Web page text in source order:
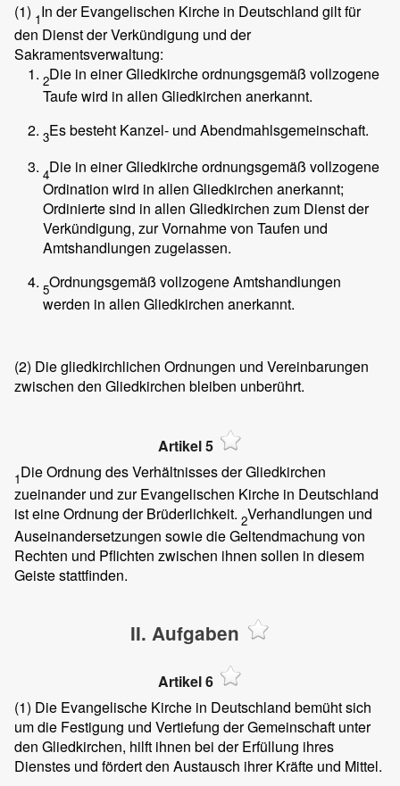
(1) 1In der Evangelischen Kirche in Deutschland gilt für
den Dienst der Verkündigung und der
Sakramentsverwaltung:
2Die in einer Gliedkirche ordnungsgemäß vollzogene
Taufe wird in allen Gliedkirchen anerkannt.
3Es besteht Kanzel- und Abendmahlsgemeinschaft.
4Die in einer Gliedkirche ordnungsgemäß vollzogene
Ordination wird in allen Gliedkirchen anerkannt;
Ordinierte sind in allen Gliedkirchen zum Dienst der
Verkündigung, zur Vornahme von Taufen und
Amtshandlungen zugelassen.
5Ordnungsgemäß vollzogene Amtshandlungen
werden in allen Gliedkirchen anerkannt.
(2) Die gliedkirchlichen Ordnungen und Vereinbarungen
zwischen den Gliedkirchen bleiben unberührt.
Artikel 5
1Die Ordnung des Verhältnisses der Gliedkirchen
zueinander und zur Evangelischen Kirche in Deutschland
ist eine Ordnung der Brüderlichkeit. 2Verhandlungen und
Auseinandersetzungen sowie die Geltendmachung von
Rechten und Pflichten zwischen ihnen sollen in diesem
Geiste stattfinden.
II. Aufgaben
Artikel 6
(1) Die Evangelische Kirche in Deutschland bemüht sich
um die Festigung und Vertiefung der Gemeinschaft unter
den Gliedkirchen, hilft ihnen bei der Erfüllung ihres
Dienstes und fördert den Austausch ihrer Kräfte und Mittel.